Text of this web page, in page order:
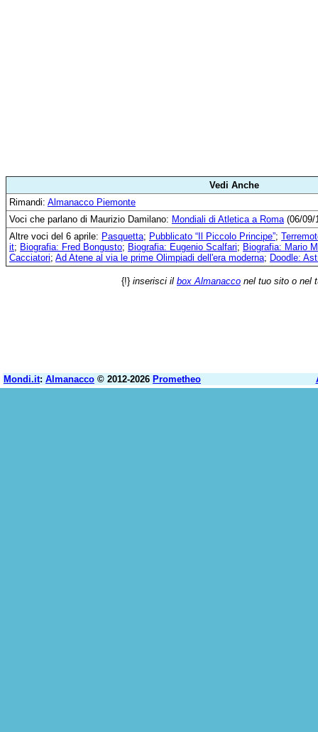
Vedi Anche
Rimandi: Almanacco Piemonte
Voci che parlano di Maurizio Damilano: Mondiali di Atletica a Roma(06/09/
Altre voci del 6 aprile: Pasquetta; Pubblicato “Il Piccolo Principe”;
it; Biografia: Fred Bongusto; Biografia: Eugenio Scalfari; Biografia: Mario
Cacciatori; Ad Atene al via le prime Olimpiadi dell'era moderna; Doodle:
{!} inserisci il box Almanacco nel tuo sito o nel
Mondi.it: Almanacco © 2012-2026 Prometheo